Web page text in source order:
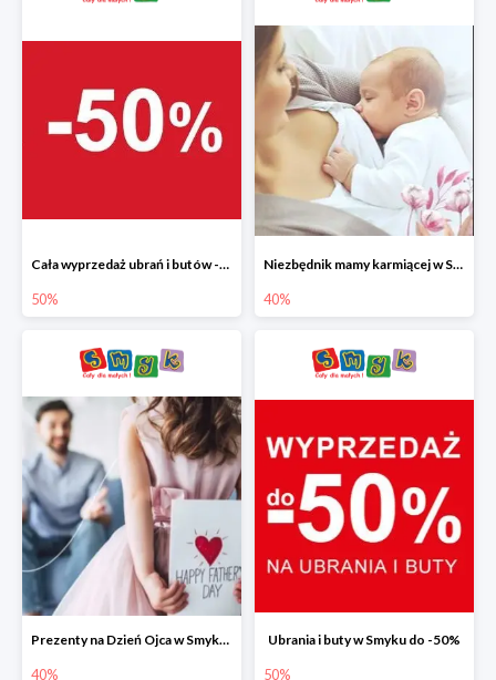
Cała wyprzedaż ubrań i butów -50%
50%
Niezbędnik mamy karmiącej w Smyku do -40%
40%
Prezenty na Dzień Ojca w Smyku do -40%
40%
Ubrania i buty w Smyku do -50%
50%